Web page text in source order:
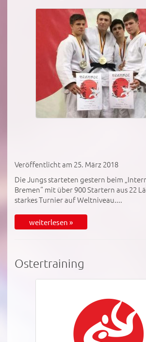
Veröffentlicht am 25. März 2018
Die Jungs starteten gestern beim
Bremen“ mit über 900 Startern aus 22
starkes Turnier auf Weltniveau....
weiterlesen »
Ostertraining